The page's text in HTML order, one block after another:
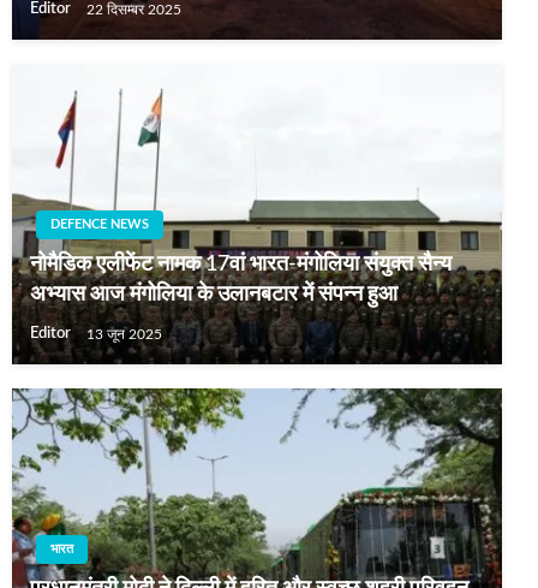
Editor 22 दिसम्बर 2025
DEFENCE NEWS
नोमैडिक एलीफेंट नामक 17वां भारत-मंगोलिया संयुक्त सैन्य
अभ्यास आज मंगोलिया के उलानबटार में संपन्न हुआ
Editor 13 जून 2025
भारत